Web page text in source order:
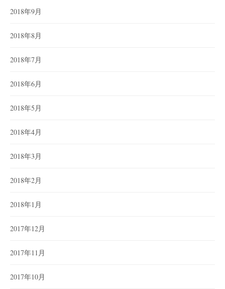
2018年9月
2018年8月
2018年7月
2018年6月
2018年5月
2018年4月
2018年3月
2018年2月
2018年1月
2017年12月
2017年11月
2017年10月